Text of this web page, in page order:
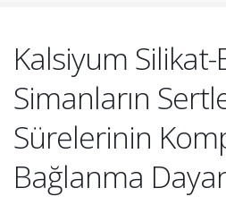
Kalsiyum Silikat-
Simanların
Sürelerinin
Bağlanma